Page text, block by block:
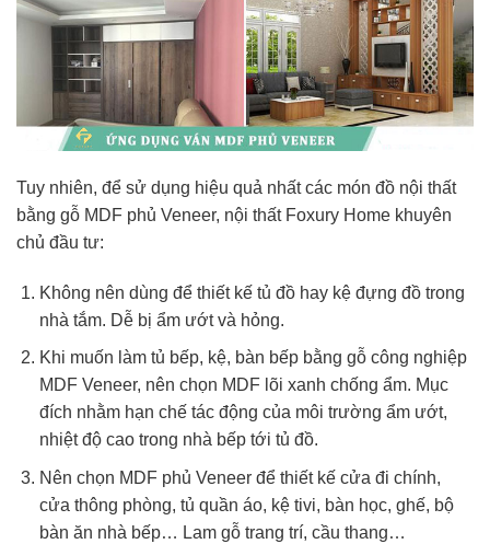
Tuy nhiên, để sử dụng hiệu quả nhất các món đồ nội thất
bằng gỗ MDF phủ Veneer, nội thất Foxury Home khuyên
chủ đầu tư:
Không nên dùng để thiết kế tủ đồ hay kệ đựng đồ trong
nhà tắm. Dễ bị ẩm ướt và hỏng.
Khi muốn làm tủ bếp, kệ, bàn bếp bằng gỗ công nghiệp
MDF Veneer, nên chọn MDF lõi xanh chống ẩm. Mục
đích nhằm hạn chế tác động của môi trường ẩm ướt,
nhiệt độ cao trong nhà bếp tới tủ đồ.
Nên chọn MDF phủ Veneer để thiết kế cửa đi chính,
cửa thông phòng, tủ quần áo, kệ tivi, bàn học, ghế, bộ
bàn ăn nhà bếp… Lam gỗ trang trí, cầu thang…